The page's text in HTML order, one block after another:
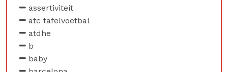
assertiviteit
atc tafelvoetbal
atdhe
b
baby